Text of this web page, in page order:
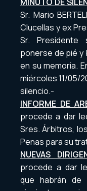
Sr. Mario
Clucellas y ex
Sr. Presidente
ponerse de pié y
en su memoria.
miércoles 11/05/
silencio.-
INFORME DE
procede a dar
Sres. Árbitros,
Penas para su
NUEVAS
procede a dar
que habrán